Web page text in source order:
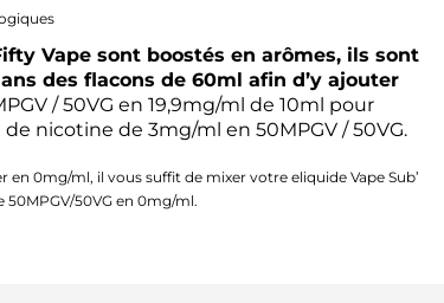
Vape sont boostés en arômes, ils sont
des flacons de 60ml afin d’y ajouter
/ 50VG en 19,9mg/ml de 10ml pour
nicotine de 3mg/ml en 50MPGV / 50VG.
en 0mg/ml, il vous suffit de mixer votre eliquide Vape Sub’
50MPGV/50VG en 0mg/ml.